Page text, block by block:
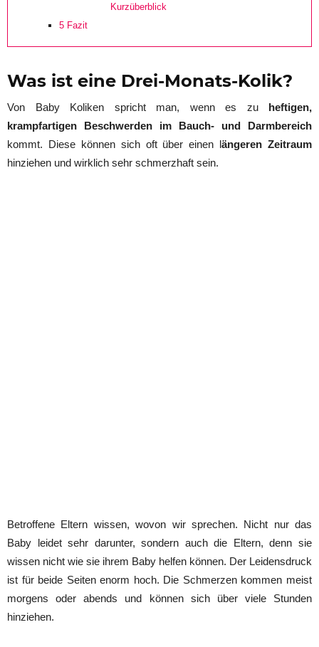
Kurzüberblick
5 Fazit
Was ist eine Drei-Monats-Kolik?
Von Baby Koliken spricht man, wenn es zu heftigen,
krampfartigen Beschwerden im Bauch- und Darmbereich
kommt. Diese können sich oft über einen längeren Zeitraum
hinziehen und wirklich sehr schmerzhaft sein.
Betroffene Eltern wissen, wovon wir sprechen. Nicht nur das
Baby leidet sehr darunter, sondern auch die Eltern, denn sie
wissen nicht wie sie ihrem Baby helfen können. Der Leidensdruck
ist für beide Seiten enorm hoch. Die Schmerzen kommen meist
morgens oder abends und können sich über viele Stunden
hinziehen.